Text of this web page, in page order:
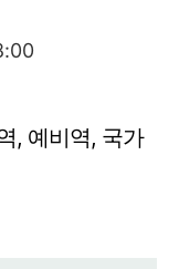
, 예비역, 국가